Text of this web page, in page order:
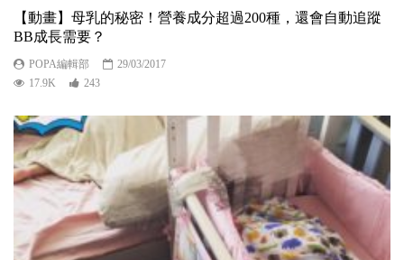
【動畫】母乳的秘密！營養成分超過200種，還會自動追蹤
BB成長需要？
POPA編輯部
29/03/2017
17.9K
243